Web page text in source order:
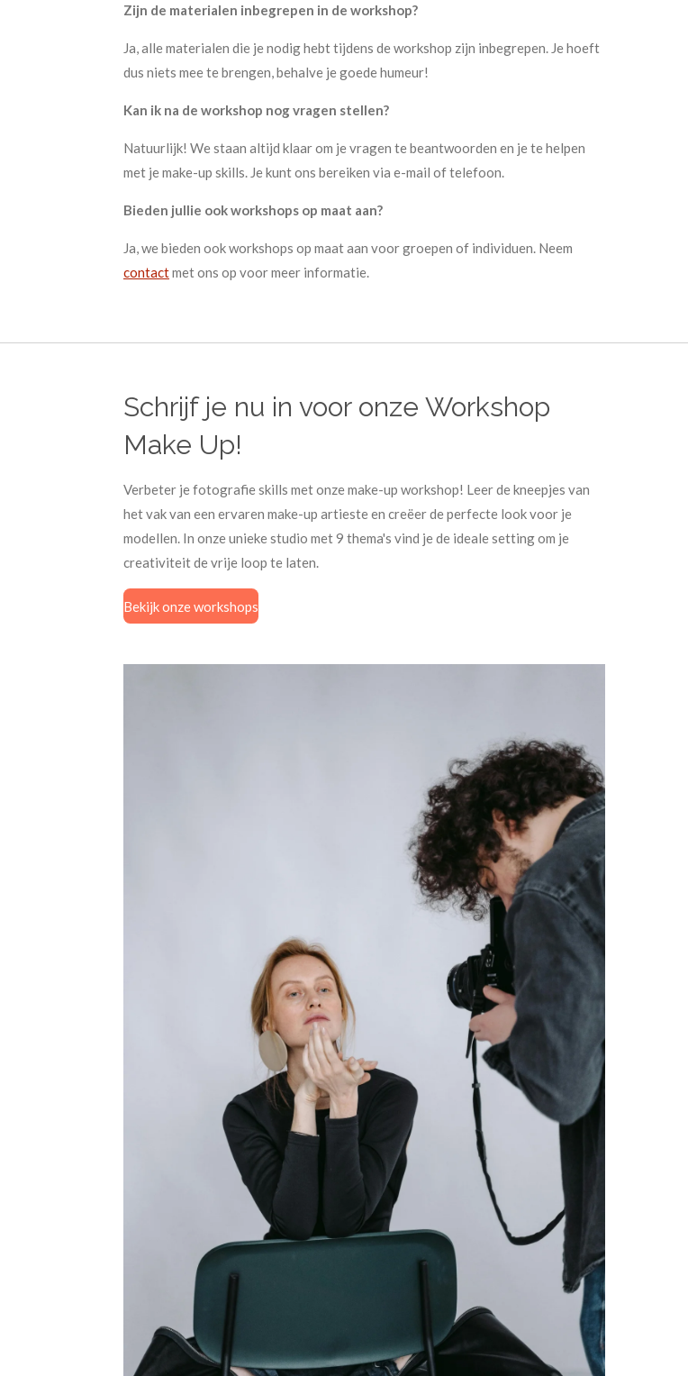
Zijn de materialen inbegrepen in de workshop?
Ja, alle materialen die je nodig hebt tijdens de workshop zijn inbegrepen. Je hoeft
dus niets mee te brengen, behalve je goede humeur!
Kan ik na de workshop nog vragen stellen?
Natuurlijk! We staan altijd klaar om je vragen te beantwoorden en je te helpen
met je make-up skills. Je kunt ons bereiken via e-mail of telefoon.
Bieden jullie ook workshops op maat aan?
Ja, we bieden ook workshops op maat aan voor groepen of individuen. Neem
contactmet ons op voor meer informatie.
Schrijf je nu in voor onze Workshop
Make Up!
Verbeter je fotografie skills met onze make-up workshop! Leer de kneepjes van
het vak van een ervaren make-up artieste en creëer de perfecte look voor je
modellen. In onze unieke studio met 9 thema's vind je de ideale setting om je
creativiteit de vrije loop te laten.
Bekijk onze workshops